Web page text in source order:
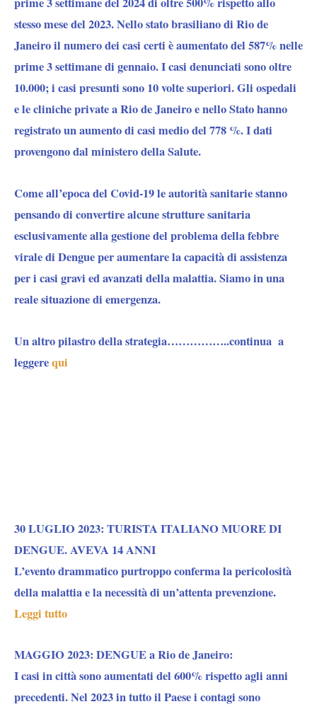
stesso mese del 2023. Nello stato brasiliano di Rio de
Janeiroil numero dei casi certi è aumentato del 587% nelle
prime 3 settimane di gennaio. I casi denunciati sono oltre
10.000; i casi presunti sono 10 volte superiori. Gli ospedali
e le cliniche private a Rio de Janeiro e nello Stato hanno
registrato un aumento di casi medio del 778 %. I dati
provengono dal ministero della Salute.
Come all’epoca del Covid-19 le autorità sanitarie stanno
pensando di convertire alcune strutture sanitaria
esclusivamente alla gestione del problema della febbre
virale di Dengueper aumentare la capacità di assistenza
per i casi gravi ed avanzati della malattia. Siamo in una
reale situazione di emergenza.
Un altro pilastro della strategia……………..continua a
leggerequi
30 LUGLIO 2023: TURISTA ITALIANO MUORE DI
DENGUE. AVEVA 14 ANNI
L’evento drammatico purtroppo conferma la pericolosità
della malattia e la necessità di un’attenta prevenzione.
Leggi tutto
MAGGIO 2023: DENGUE a Rio de Janeiro:
I casi in città sono aumentati del 600% rispetto agli anni
precedenti. Nel 2023 in tutto il Paese i contagi sono